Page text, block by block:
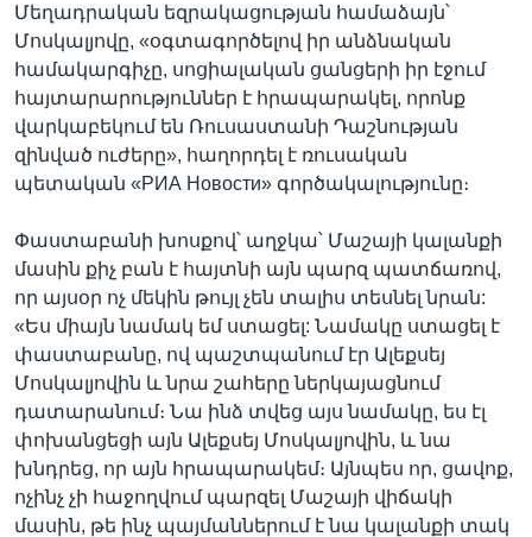
Մեղադրական եզրակացության համաձայն՝
Մոսկալյովը, «օգտագործելով իր անձնական
համակարգիչը, սոցիալական ցանցերի իր էջում
հայտարարություններ է հրապարակել, որոնք
վարկաբեկում են Ռուսաստանի Դաշնության
զինված ուժերը», հաղորդել է ռուսական
պետական «РИА Новости» գործակալությունը։
Փաստաբանի խոսքով՝ աղջկա՝ Մաշայի կալանքի
մասին քիչ բան է հայտնի այն պարզ պատճառով,
որ այսօր ոչ մեկին թույլ չեն տալիս տեսնել նրան:
«Ես միայն նամակ եմ ստացել: Նամակը ստացել է
փաստաբանը, ով պաշտպանում էր Ալեքսեյ
Մոսկալյովին և նրա շահերը ներկայացնում
դատարանում։ Նա ինձ տվեց այս նամակը, ես էլ
փոխանցեցի այն Ալեքսեյ Մոսկալյովին, և նա
խնդրեց, որ այն հրապարակեմ։ Այնպես որ, ցավոք,
ոչինչ չի հաջողվում պարզել Մաշայի վիճակի
մասին, թե ինչ պայմաններում է նա կալանքի տակ